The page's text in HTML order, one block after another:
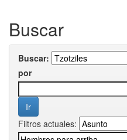
Buscar
Buscar:
por
Filtros actuales: